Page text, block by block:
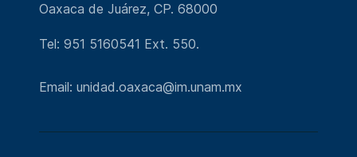
Oaxaca de Juárez, CP. 68000
Tel: 951 5160541 Ext. 550.
Email: unidad.oaxaca@im.unam.mx